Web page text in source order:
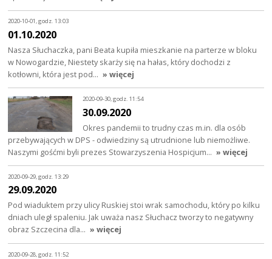
2020-10-01, godz. 13:03
01.10.2020
Nasza Słuchaczka, pani Beata kupiła mieszkanie na parterze w bloku
w Nowogardzie, Niestety skarży się na hałas, który dochodzi z
kotłowni, która jest pod… » więcej
2020-09-30, godz. 11:54
30.09.2020
Okres pandemii to trudny czas m.in. dla osób
przebywających w DPS - odwiedziny są utrudnione lub niemożliwe.
Naszymi gośćmi byli prezes Stowarzyszenia Hospicjum… » więcej
2020-09-29, godz. 13:29
29.09.2020
Pod wiaduktem przy ulicy Ruskiej stoi wrak samochodu, który po kilku
dniach uległ spaleniu. Jak uważa nasz Słuchacz tworzy to negatywny
obraz Szczecina dla… » więcej
2020-09-28, godz. 11:52